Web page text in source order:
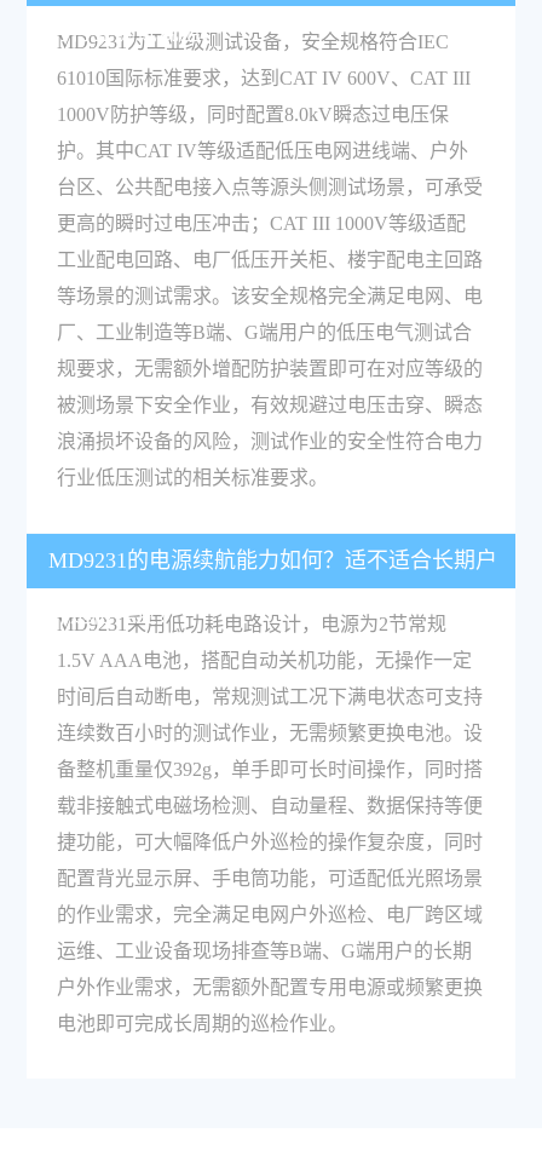
力行业测试规范？
MD9231为工业级测试设备，安全规格符合IEC
61010国际标准要求，达到CAT IV 600V、CAT III
1000V防护等级，同时配置8.0kV瞬态过电压保
护。其中CAT IV等级适配低压电网进线端、户外
台区、公共配电接入点等源头侧测试场景，可承受
更高的瞬时过电压冲击；CAT III 1000V等级适配
工业配电回路、电厂低压开关柜、楼宇配电主回路
等场景的测试需求。该安全规格完全满足电网、电
厂、工业制造等B端、G端用户的低压电气测试合
规要求，无需额外增配防护装置即可在对应等级的
被测场景下安全作业，有效规避过电压击穿、瞬态
浪涌损坏设备的风险，测试作业的安全性符合电力
行业低压测试的相关标准要求。
MD9231的电源续航能力如何？适不适合长期户
外巡检作业？
MD9231采用低功耗电路设计，电源为2节常规
1.5V AAA电池，搭配自动关机功能，无操作一定
时间后自动断电，常规测试工况下满电状态可支持
连续数百小时的测试作业，无需频繁更换电池。设
备整机重量仅392g，单手即可长时间操作，同时搭
载非接触式电磁场检测、自动量程、数据保持等便
捷功能，可大幅降低户外巡检的操作复杂度，同时
配置背光显示屏、手电筒功能，可适配低光照场景
的作业需求，完全满足电网户外巡检、电厂跨区域
运维、工业设备现场排查等B端、G端用户的长期
户外作业需求，无需额外配置专用电源或频繁更换
电池即可完成长周期的巡检作业。